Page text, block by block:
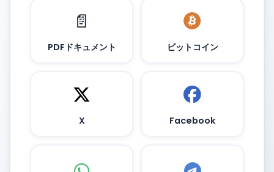
📄
PDFドキュメント ビットコイン
X Facebook